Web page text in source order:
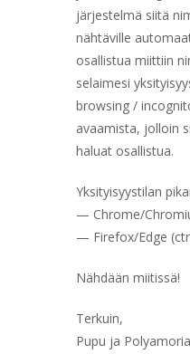
järjestelmä siitä
nähtäville
osallistua miittiin
selaimesi
browsing /
avaamista, jolloin
haluat osallistua.
Yksityisyystilan
— Chrome/
— Firefox/Edge
Nähdään miitissä!
Terkuin,
Pupu ja